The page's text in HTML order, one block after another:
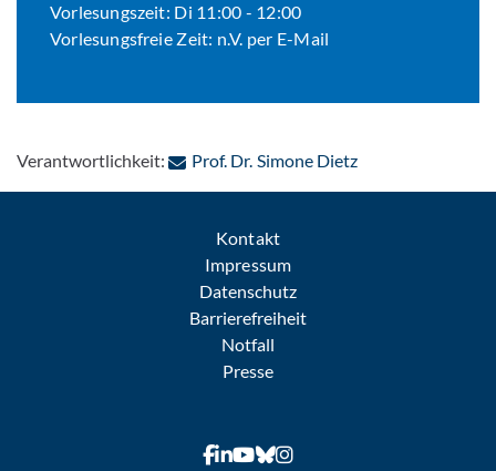
Vorlesungszeit: Di 11:00 - 12:00
Vorlesungsfreie Zeit: n.V. per E-Mail
Verantwortlichkeit: Prof. Dr. Simone Dietz: Per E-Mail
Kontakt
Impressum
Datenschutz
Barrierefreiheit
Notfall
Presse